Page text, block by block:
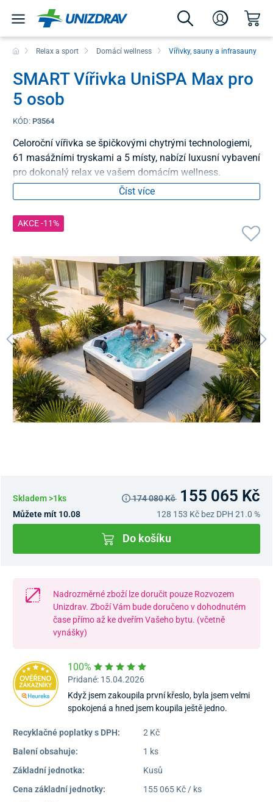
Relax a sport Domácí wellness Vířivky, sauny a infrasauny
SMART Vířivka UniSPA Max pro
5 osob
KÓD: P3564
Celoroční vířivka se špičkovými chytrými technologiemi,
61 masážními tryskami a 5 místy, nabízí luxusní vybavení
pro dokonalý relax ve vašem domácím wellness.
Číst více
AKCE -11%
Skladem >1ks 174 080 Kč 155 065 Kč
Můžete mít 10.08 128 153 Kč bez DPH 21.0 %
Do košíku
Nadrozměrné zboží lze doručit pouze Rozvozem
Unizdrav. Zboží Vám bude doručeno v dohodnutém
čase přímo až ke dveřím Vašeho bytu. (včetně
vynášky)
100%
Pridané: 15.04.2026
Když jsem zakoupila první křeslo, byla jsem velmi
spokojená a hned jsem koupila ještě jedno.
Recyklačné poplatky s DPH:
2 Kč
Balení obsahuje:
1 ks
Základní jednotka:
Kusů
Cena základní jednotky:
155 065 Kč / ks